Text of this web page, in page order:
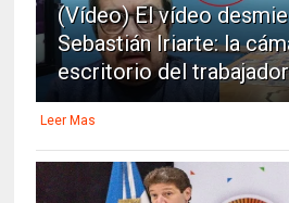
(Vídeo) El vídeo
Sebastián Iriarte: la
escritorio del
Leer Mas